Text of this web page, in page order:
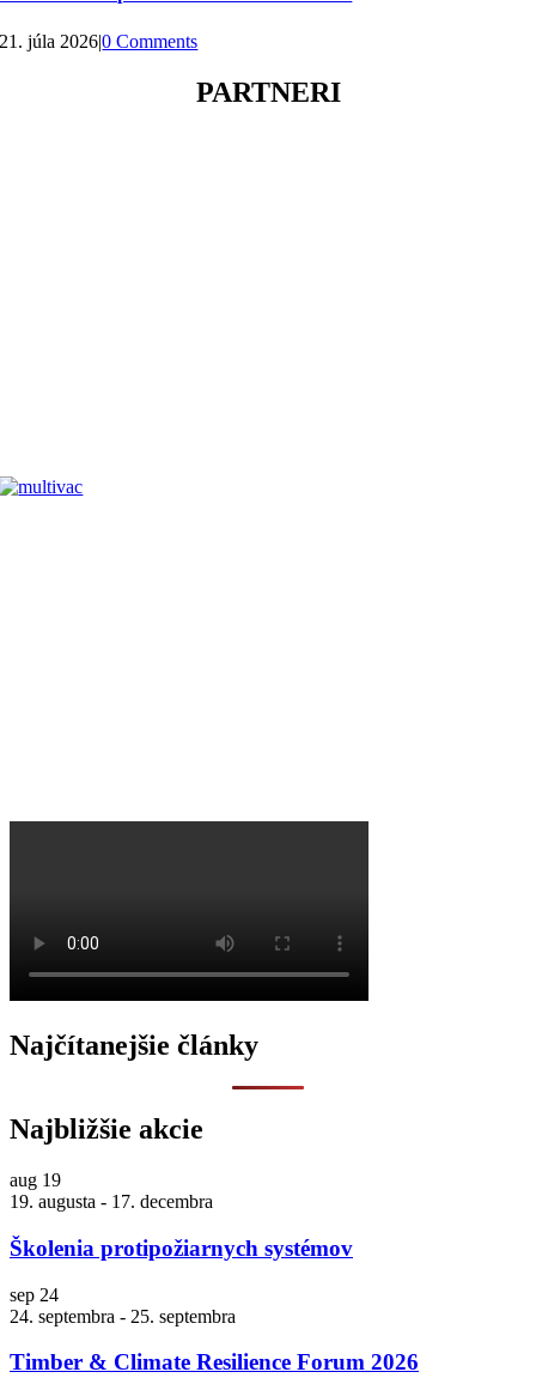
21. júla 2026|0 Comments
PARTNERI
Najčítanejšie články
Najbližšie akcie
aug 19
19. augusta - 17. decembra
Školenia protipožiarnych systémov
sep 24
24. septembra - 25. septembra
Timber & Climate Resilience Forum 2026